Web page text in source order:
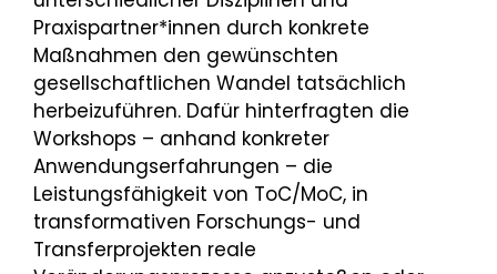
Praxispartner*innen durch konkrete
Maßnahmen den gewünschten
gesellschaftlichen Wandel tatsächlich
herbeizuführen. Dafür hinterfragten die
Workshops – anhand konkreter
Anwendungserfahrungen – die
Leistungsfähigkeit von ToC/MoC, in
transformativen Forschungs- und
Transferprojekten reale